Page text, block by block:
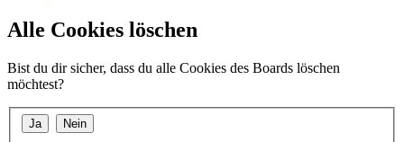
Alle Cookies löschen
Bist du dir sicher, dass du alle Cookies des Boards löschen
möchtest?